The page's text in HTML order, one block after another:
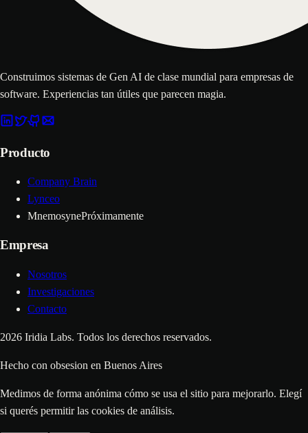
Construimos sistemas de Gen AI de clase mundial para empresas de
software. Experiencias tan útiles que parecen magia.
Producto
Company Brain
Lynceo
MnemosynePróximamente
Empresa
Nosotros
Investigaciones
Contacto
2026 Iridia Labs. Todos los derechos reservados.
Hecho con obsesion en Buenos Aires
Medimos de forma anónima cómo se usa el sitio para mejorarlo. Elegí
si querés permitir las cookies de análisis.